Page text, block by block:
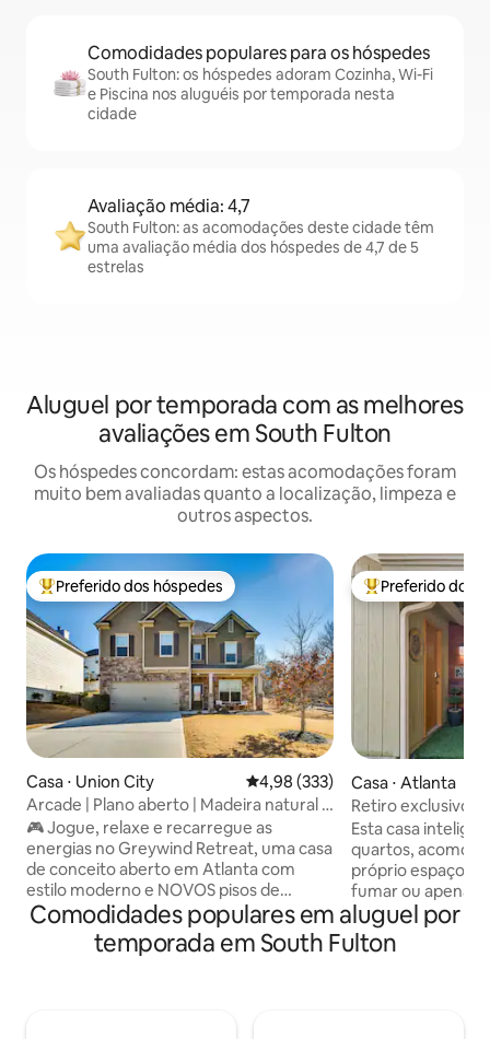
Comodidades populares para os hóspedes
South Fulton: os hóspedes adoram Cozinha, Wi-Fi
e Piscina nos aluguéis por temporada nesta
cidade
Avaliação média: 4,7
South Fulton: as acomodações deste cidade têm
uma avaliação média dos hóspedes de 4,7 de 5
estrelas
Aluguel por temporada com as melhores
avaliações em South Fulton
Os hóspedes concordam: estas acomodações foram
muito bem avaliadas quanto a localização, limpeza e
outros aspectos.
Entre os melhores preferidos dos hóspedes
Preferido dos hóspedes
Casa ⋅ Union City 4,98 de uma avaliação média de
4,98 (333)
Arcade | Plano aberto | Madeira natural |
Acomoda 10
🎮 Jogue, relaxe e recarregue as
energias no Greywind Retreat, uma casa
de conceito aberto em Atlanta com
estilo moderno e NOVOS pisos de
madeira. Dorme 10 com um colchão
King premium, aquecedor de água
híbrido de grandes dimensões, lareira,
Entre os
Preferido dos
Casa ⋅ Atlanta
Retiro exclusivo
máximo de 4
Esta casa
quartos,
próprio espaço
fumar ou apenas
residencial
cortinas e muito
totalmente
Comodidades populares em aluguel por
temporada em South Fulton